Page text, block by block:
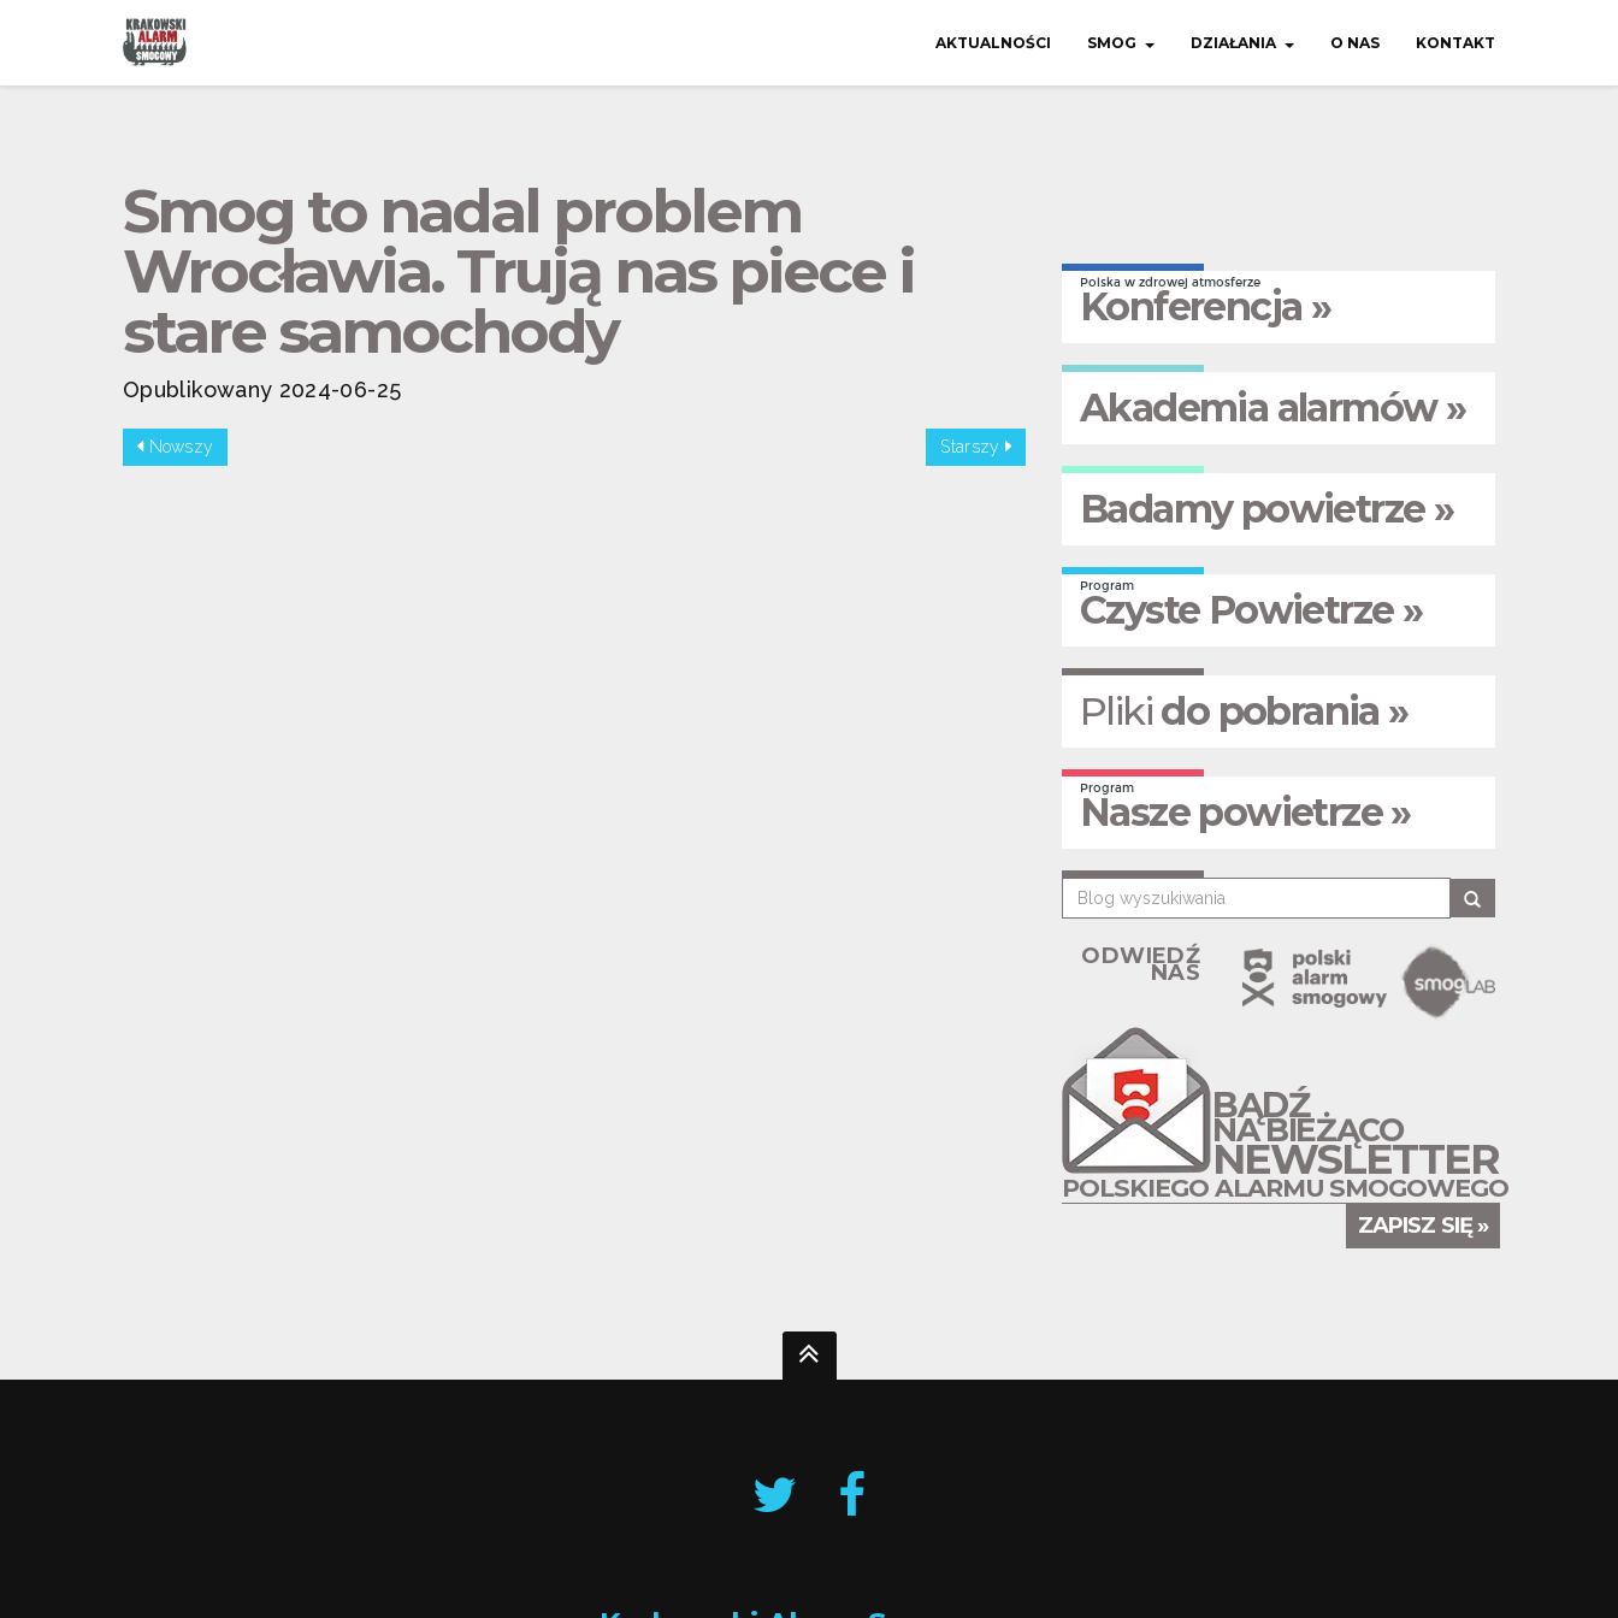
AKTUALNOŚCI SMOG DZIAŁANIA O NAS KONTAKT
Smog to nadal problem
Wrocławia. Trują nas piece i
stare samochody
Opublikowany 2024-06-25
Nowszy Starszy
Polska w zdrowej atmosferze
Konferencja »
Akademia alarmów »
Badamy powietrze »
Program
Czyste Powietrze »
Pliki do pobrania »
Program
Nasze powietrze »
ODWIEDŹ
NAS
BĄDŹ
NA BIEŻĄCO
NEWSLETTER
POLSKIEGO ALARMU SMOGOWEGO
ZAPISZ SIĘ »